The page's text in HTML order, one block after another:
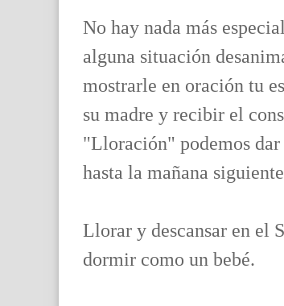
No hay nada más
alguna situación
mostrarle en oración tu
su madre y recibir el
"Lloración" podemos
hasta la mañana
Llorar y descansar en el
dormir como un bebé.